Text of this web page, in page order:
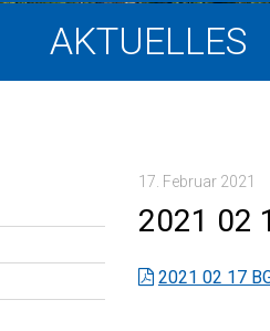
AKTUELLES
17. Februar 2021
2021 02
2021 02 17